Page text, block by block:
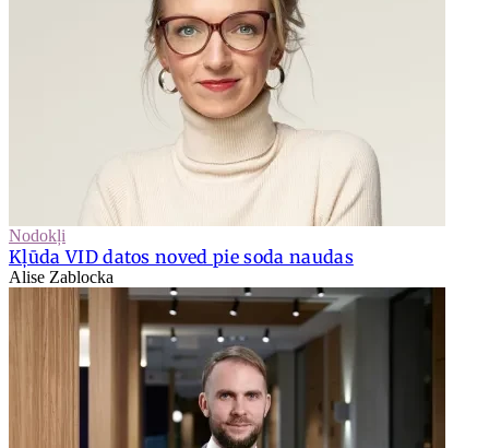
Nodokļi
Kļūda VID datos noved pie soda naudas
Alise Zablocka